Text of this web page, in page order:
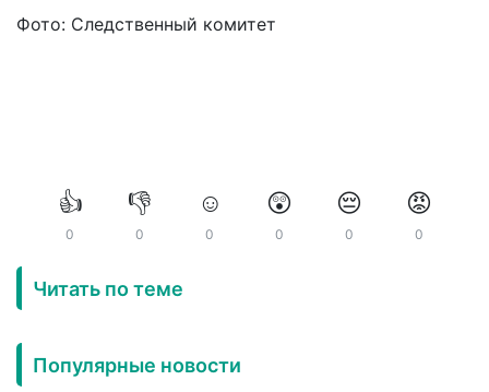
Фото: Следственный комитет
👍
0
👎
0
☺️
0
😲
0
😔
0
😡
0
Читать по теме
Популярные новости